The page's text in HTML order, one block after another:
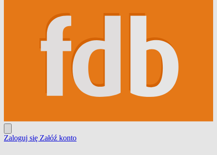
Zaloguj się Załóź konto